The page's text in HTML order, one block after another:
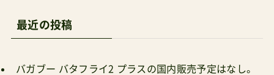
最近の投稿
バガブー バタフライ2 プラスの国内販売予定はなし。